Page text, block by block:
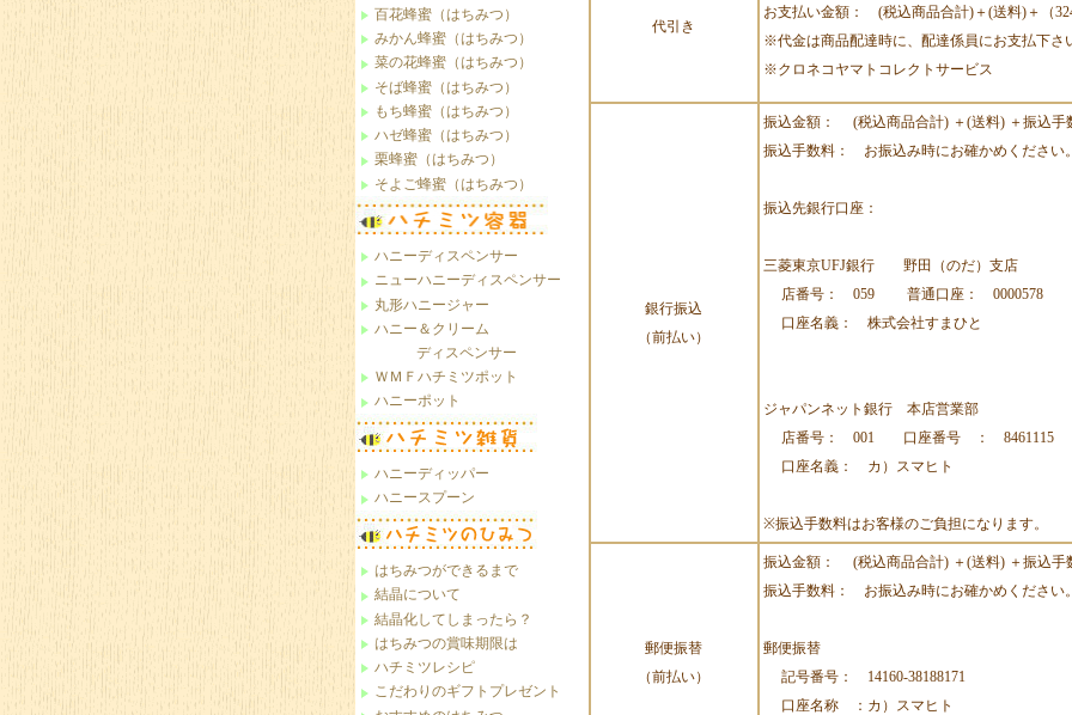
百花蜂蜜（はちみつ）
みかん蜂蜜（はちみつ）
菜の花蜂蜜（はちみつ）
そば蜂蜜（はちみつ）
もち蜂蜜（はちみつ）
ハゼ蜂蜜（はちみつ）
栗蜂蜜（はちみつ）
そよご蜂蜜（はちみつ）
ハニーディスペンサー
ニューハニーディスペンサー
丸形ハニージャー
ハニー＆クリーム
ディスペンサー
ＷＭＦハチミツポット
ハニーポット
ハニーディッパー
ハニースプーン
はちみつができるまで
結晶について
結晶化してしまったら？
はちみつの賞味期限は
ハチミツレシピ
こだわりのギフトプレゼント
代引き
お支払い金額： (税込商品合計)＋(送料)＋（
※代金は商品配達時に、配達係員にお支払下さ
※クロネコヤマトコレクトサービス
銀行振込
（前払い）
振込金額： (税込商品合計) ＋(送料) ＋振込手
振込手数料： お振込み時にお確かめください
振込先銀行口座：
三菱東京UFJ銀行 野田（のだ）支店
店番号： 059 普通口座： 0000578
口座名義： 株式会社すまひと
ジャパンネット銀行 本店営業部
店番号： 001 口座番号 ： 8461115
口座名義： カ）スマヒト
※振込手数料はお客様のご負担になります。
郵便振替
（前払い）
振込金額： (税込商品合計) ＋(送料) ＋振込手
振込手数料： お振込み時にお確かめください
郵便振替
記号番号： 14160-38188171
口座名称 ：カ）スマヒト